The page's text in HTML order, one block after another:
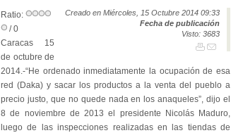
Creado en Miércoles, 15 Octubre 2014 09:33
Fecha de publicación
Visto: 3683
Ratio:
/ 0
Caracas 15
de octubre de
2014.-“He ordenado inmediatamente la ocupación de esa
red (Daka) y sacar los productos a la venta del pueblo a
precio justo, que no quede nada en los anaqueles”, dijo el
8 de noviembre de 2013 el presidente Nicolás Maduro,
luego de las inspecciones realizadas en las tiendas de